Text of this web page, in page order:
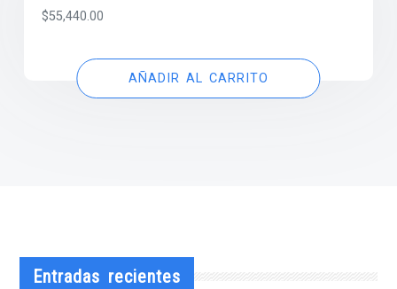
$55,440.00
AÑADIR AL CARRITO
Entradas recientes